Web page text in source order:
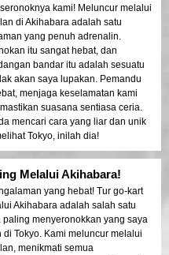
kami! Meluncur melalui
di Akihabara adalah satu
yang penuh adrenalin.
itu sangat hebat, dan
bandar itu adalah sesuatu
akan saya lupakan. Pemandu
menjaga keselamatan kami
suasana sentiasa ceria.
mencari cara yang liar dan unik
Tokyo, inilah dia!
Melalui Akihabara!
yang hebat! Tur go-kart
Akihabara adalah salah satu
paling menyeronokkan yang saya
di Tokyo. Kami meluncur melalui
menikmati semua